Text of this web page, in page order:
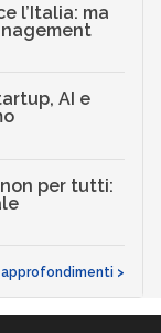
l’Italia: ma
AI e
non per tutti:
>